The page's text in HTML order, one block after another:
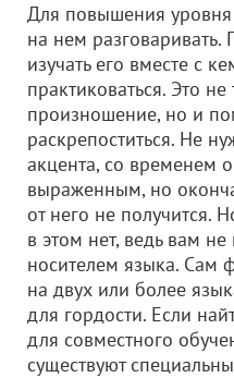
Для повышения уровня
на нем разговаривать.
изучать его вместе с
практиковаться. Это
произношение, но и
раскрепоститься. Не
акцента, со временем
выраженным, но
от него не получится.
в этом нет, ведь вам
носителем языка. Сам
на двух или более
для гордости. Если
для совместного
существуют